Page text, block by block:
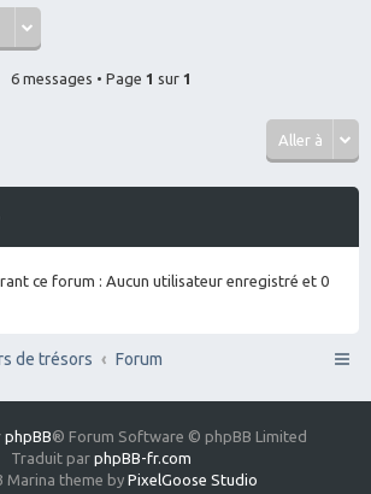
6 messages • Page 1 sur 1
Aller à
ce forum : Aucun utilisateur enregistré et 0
de trésors Forum
phpBB® Forum Software © phpBB Limited
Traduit par phpBB-fr.com
Marina theme by PixelGoose Studio